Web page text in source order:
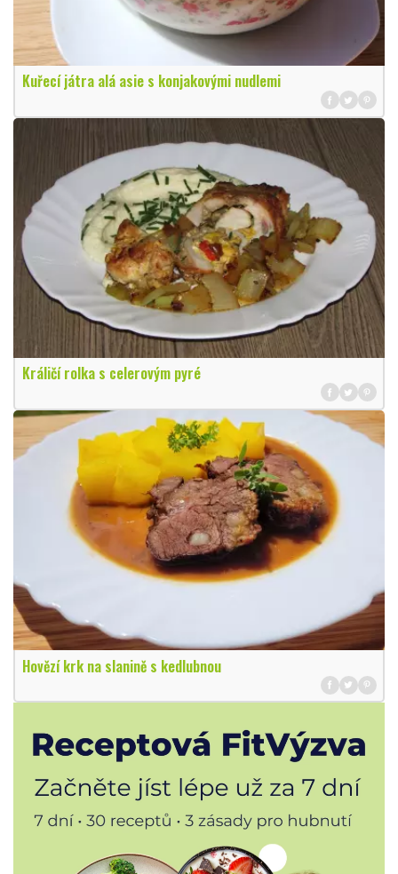
Kuřecí játra alá asie s konjakovými nudlemi
Králičí rolka s celerovým pyré
Hovězí krk na slanině s kedlubnou